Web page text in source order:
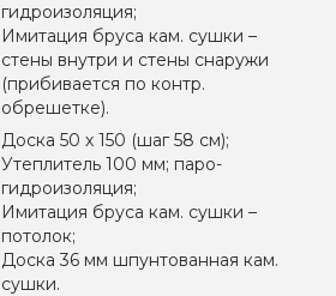
гидроизоляция;
Имитация бруса кам. сушки –
стены внутри и стены снаружи
(прибивается по контр.
обрешетке).
Доска 50 х 150 (шаг 58 см);
Утеплитель 100 мм; паро-
гидроизоляция;
Имитация бруса кам. сушки –
потолок;
Доска 36 мм шпунтованная кам.
сушки.